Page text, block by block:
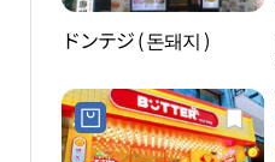
ドンテジ ( 돈돼지 )